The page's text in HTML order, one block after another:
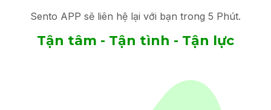
Sento APP sẽ liên hệ lại với bạn trong 5 Phút.
Tận tâm - Tận tình - Tận lực